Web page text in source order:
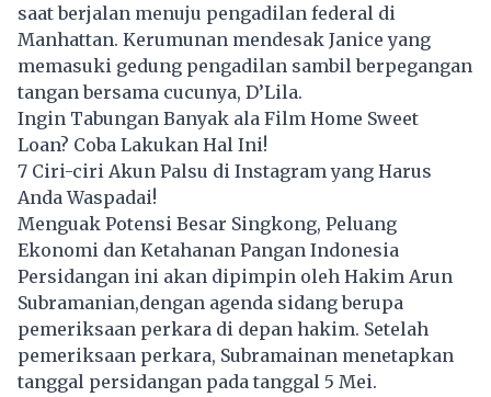
saat berjalan menuju pengadilan federal di
Manhattan. Kerumunan mendesak Janice yang
memasuki gedung pengadilan sambil berpegangan
tangan bersama cucunya, D’Lila.
Ingin Tabungan Banyak ala Film Home Sweet
Loan? Coba Lakukan Hal Ini!
7 Ciri-ciri Akun Palsu di Instagram yang Harus
Anda Waspadai!
Menguak Potensi Besar Singkong, Peluang
Ekonomi dan Ketahanan Pangan Indonesia
Persidangan ini akan dipimpin oleh Hakim Arun
Subramanian,dengan agenda sidang berupa
pemeriksaan perkara di depan hakim. Setelah
pemeriksaan perkara, Subramainan menetapkan
tanggal persidangan pada tanggal 5 Mei.